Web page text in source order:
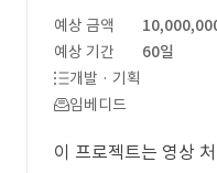
예상 금액
예상 기간
60일
개발 · 기획
임베디드
이 프로젝트는 영상